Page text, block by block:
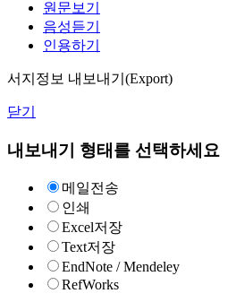
원문보기
음성듣기
인용하기
서지정보 내보내기(Export)
닫기
내보내기 형태를 선택하세요
메일전송
인쇄
Excel저장
Text저장
EndNote / Mendeley
RefWorks